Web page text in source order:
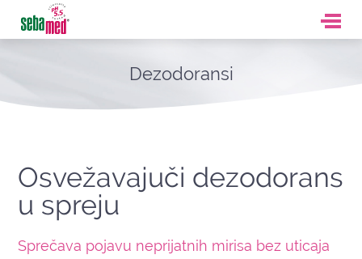
Dezodoransi
Osvežavajuči dezodorans
u spreju
Sprečava pojavu neprijatnih mirisa bez uticaja